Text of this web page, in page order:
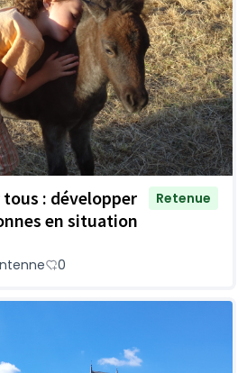
: développer
en situation
Retenue
0